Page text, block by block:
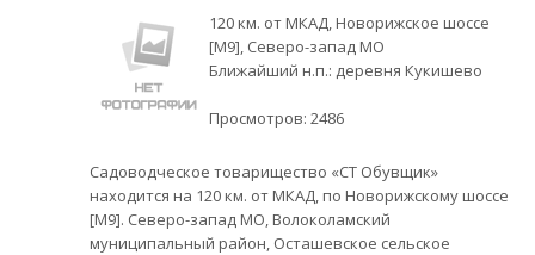
120 км. от МКАД, Новорижское шоссе
[М9], Северо-запад МО
Ближайший н.п.: деревня Кукишево
Просмотров: 2486
Садоводческое товарищество «СТ Обувщик»
находится на 120 км. от МКАД, по Новорижскому шоссе
[М9]. Северо-запад МО, Волоколамский
муниципальный район, Осташевское сельское